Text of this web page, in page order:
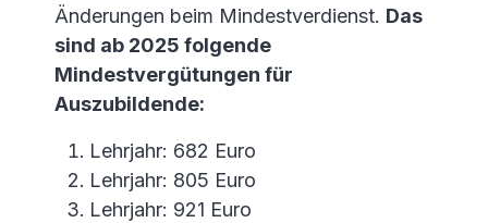
Änderungen beim Mindestverdienst. Das
sind ab 2025 folgende
Mindestvergütungen für
Auszubildende:
Lehrjahr: 682 Euro
Lehrjahr: 805 Euro
Lehrjahr: 921 Euro